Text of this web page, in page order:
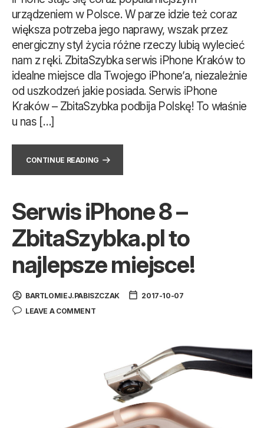
urządzeniem w Polsce. W parze idzie też coraz
większa potrzeba jego naprawy, wszak przez
energiczny styl życia różne rzeczy lubią wylecieć
nam z ręki. ZbitaSzybka serwis iPhone Kraków to
idealne miejsce dla Twojego iPhone’a, niezależnie
od uszkodzeń jakie posiada. Serwis iPhone
Kraków – ZbitaSzybka podbija Polskę! To właśnie
u nas […]
CONTINUE READING
Serwis iPhone 8 –
ZbitaSzybka.pl to
najlepsze miejsce!
BARTLOMIEJ.PABISZCZAK
2017-10-07
LEAVE A COMMENT